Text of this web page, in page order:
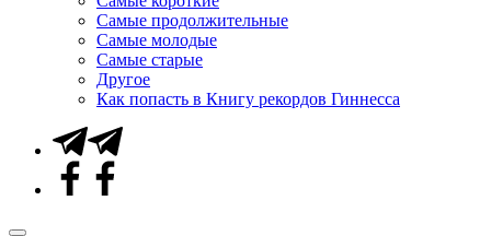
Самые продолжительные
Самые молодые
Самые старые
Другое
Как попасть в Книгу рекордов Гиннесса
Telegram
Facebook